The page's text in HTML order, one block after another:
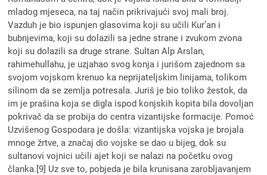
mladog mjeseca, na taj način prikrivajući svoj mali broj.
Vazduh je bio ispunjen glasovima koji su učili Kur’an i
bubnjevima, koji su dolazili sa jedne strane i zvukom zvona
koji su dolazili sa druge strane. Sultan Alp Arslan,
rahimehullahu, je uzjahao svog konja i jurišom zajednom sa
svojom vojskom krenuo ka neprijateljskim linijama, tolikom
silinom da se zemlja potresala. Juriš je bio toliko žestok, da
im je prašina koja se digla ispod konjskih kopita bila dovoljan
pokrivač da se probija do centra vizantijske formacije. Pomoć
Uzvišenog Gospodara je došla: vizantijska vojska je brojala
mnoge žrtve, a značaj dio vojske se dao u bijeg, dok su
sultanovi vojnici učili ajet koji se nalazi na početku ovog
članka.[9] Uz sve to, pobjeda je bila krunisana zarobljavanjem